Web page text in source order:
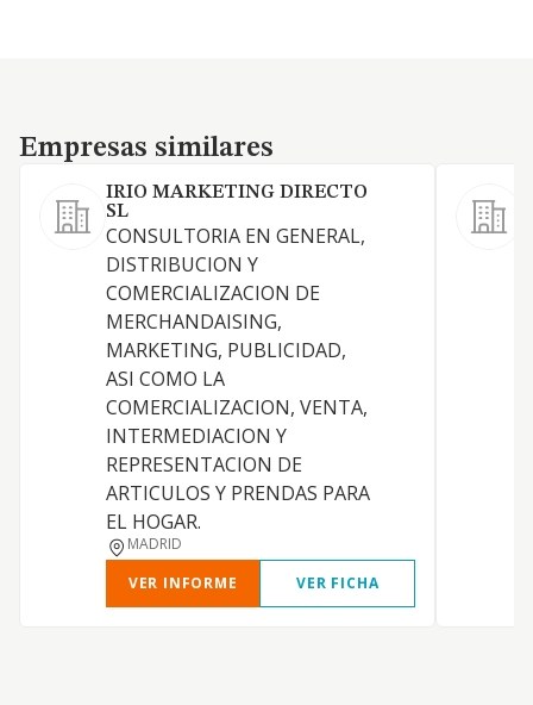
Empresas similares
Empresas similares
IRIO MARKETING DIRECTO
SL
CONSULTORIA EN GENERAL,
DISTRIBUCION Y
COMERCIALIZACION DE
MERCHANDAISING,
MARKETING, PUBLICIDAD,
ASI COMO LA
COMERCIALIZACION, VENTA,
INTERMEDIACION Y
REPRESENTACION DE
ARTICULOS Y PRENDAS PARA
EL HOGAR.
MADRID
VER INFORME
VER FICHA